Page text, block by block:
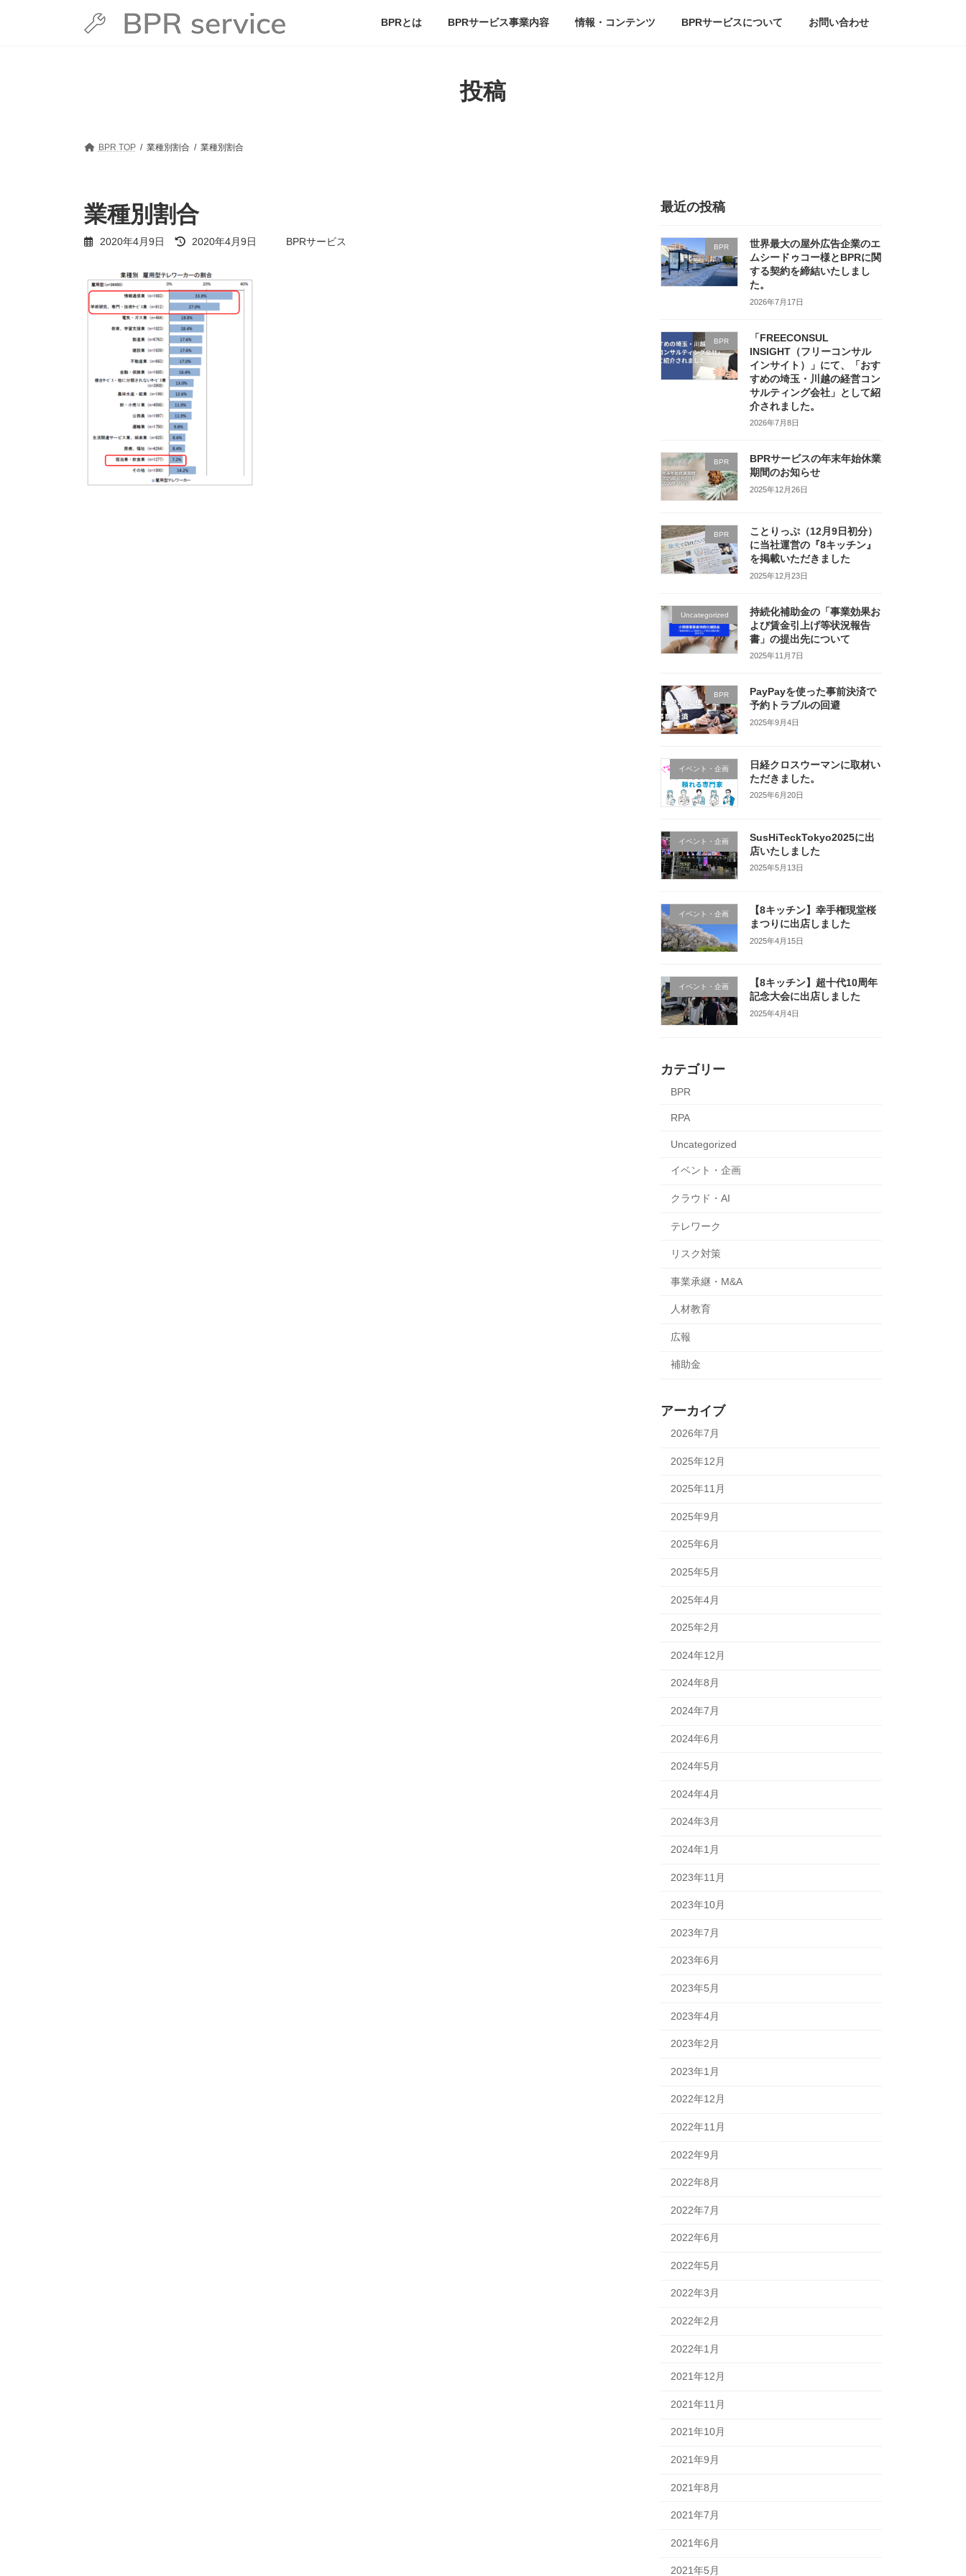
BPRとは BPRサービス事業内容 情報・コンテンツ BPRサービスについて お問い合わせ
投稿
BPR TOP 業種別割合 業種別割合
業種別割合
2020年4月9日
最
新
日
時
:
2020年4月9日 BPRサービス
最近の投稿
BPR
世界最大の屋外広告企業のエ
ムシードゥコー様とBPRに関
する契約を締結いたしまし
た。
2026年7月17日
BPR
「FREECONSUL
INSIGHT（フリーコンサル
インサイト）」にて、「おす
すめの埼玉・川越の経営コン
サルティング会社」として紹
介されました。
2026年7月8日
BPR
BPRサービスの年末年始休業
期間のお知らせ
2025年12月26日
BPR
ことりっぷ（12月9日初分）
に当社運営の『8キッチン』
を掲載いただきました
2025年12月23日
Uncategorized
持続化補助金の「事業効果お
よび賃金引上げ等状況報告
書」の提出先について
2025年11月7日
BPR
PayPayを使った事前決済で
予約トラブルの回避
2025年9月4日
イベント・企画
日経クロスウーマンに取材い
ただきました。
2025年6月20日
イベント・企画
SusHiTeckTokyo2025に出
店いたしました
2025年5月13日
イベント・企画
【8キッチン】幸手権現堂桜
まつりに出店しました
2025年4月15日
イベント・企画
【8キッチン】超十代10周年
記念大会に出店しました
2025年4月4日
カテゴリー
BPR
RPA
Uncategorized
イベント・企画
クラウド・AI
テレワーク
リスク対策
事業承継・M&A
人材教育
広報
補助金
アーカイブ
2026年7月
2025年12月
2025年11月
2025年9月
2025年6月
2025年5月
2025年4月
2025年2月
2024年12月
2024年8月
2024年7月
2024年6月
2024年5月
2024年4月
2024年3月
2024年1月
2023年11月
2023年10月
2023年7月
2023年6月
2023年5月
2023年4月
2023年2月
2023年1月
2022年12月
2022年11月
2022年9月
2022年8月
2022年7月
2022年6月
2022年5月
2022年3月
2022年2月
2022年1月
2021年12月
2021年11月
2021年10月
2021年9月
2021年8月
2021年7月
2021年6月
2021年5月